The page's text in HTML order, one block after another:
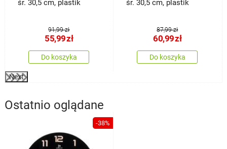
śr. 30,5 cm, plastik
91,99 zł
55,99zł
Do koszyka
śr. 30,5 cm, plastik
87,99 zł
60,99zł
Do koszyka
Next
Ostatnio oglądane
-38%